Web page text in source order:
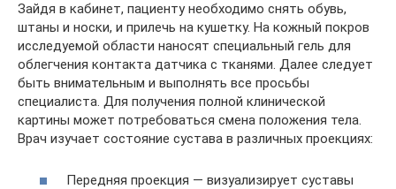
Зайдя в кабинет, пациенту необходимо снять обувь,
штаны и носки, и прилечь на кушетку. На кожный покров
исследуемой области наносят специальный гель для
облегчения контакта датчика с тканями. Далее следует
быть внимательным и выполнять все просьбы
специалиста. Для получения полной клинической
картины может потребоваться смена положения тела.
Врач изучает состояние сустава в различных проекциях:
Передняя проекция — визуализирует суставы